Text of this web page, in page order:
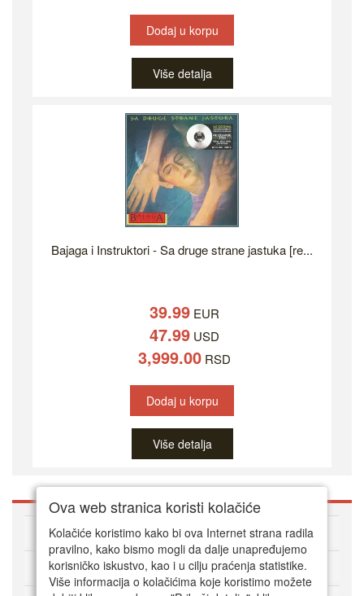
Dodaj u korpu
Više detalja
Bajaga i Instruktori - Sa druge strane jastuka [re...
39.99EUR
47.99USD
3,999.00RSD
Dodaj u korpu
Više detalja
O DVD Zoni
Kako kupovati online
Ova web stranica koristi kolačiće
Kolačiće koristimo kako bi ova Internet strana radila
pravilno, kako bismo mogli da dalje unapređujemo
korisničko iskustvo, kao i u cilju praćenja statistike.
Više informacija o kolačićima koje koristimo možete